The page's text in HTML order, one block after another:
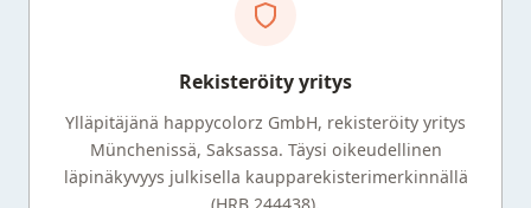
Rekisteröity yritys
Ylläpitäjänä happycolorz GmbH, rekisteröity yritys
Münchenissä, Saksassa. Täysi oikeudellinen
läpinäkyvyys julkisella kaupparekisterimerkinnällä